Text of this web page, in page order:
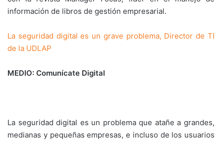
información de libros de gestión empresarial.
La seguridad digital es un grave problema, Director de TI
de la UDLAP
MEDIO: Comunícate Digital
La seguridad digital es un problema que atañe a grandes,
medianas y pequeñas empresas, e incluso de los usuarios